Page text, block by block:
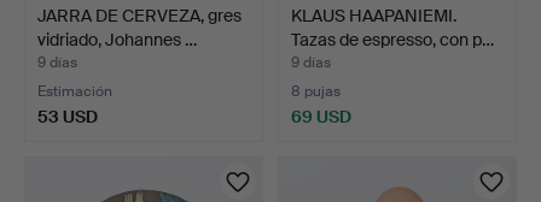
JARRA DE CERVEZA, gres
vidriado, Johannes …
9 días
Estimación
53 USD
KLAUS HAAPANIEMI.
Tazas de espresso, con p…
9 días
8 pujas
69 USD